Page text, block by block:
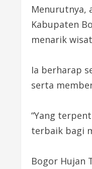
Menurutnya,
Kabupaten
menarik
Ia berharap
serta
“Yang
terbaik bagi
Bogor Hujan